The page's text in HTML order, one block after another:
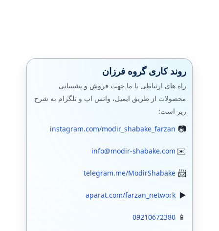
روند کاری گروه فرزان
راه های ارتباطی با ما جهت فروش و پشتیبانی
محصولات از طریق ایمیل، واتس اپ و تلگرام به شرح
زیر است:
instagram.com/modir_shabake_farzan
info@modir-shabake.com
telegram.me/ModirShabake
aparat.com/farzan_network
09210672380